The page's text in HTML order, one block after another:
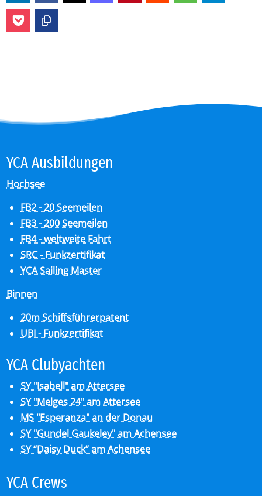
YCA Aus­bil­dun­gen
Hochsee
FB2 - 20 Seemeilen
FB3 - 200 Seemeilen
FB4 - weltweite Fahrt
SRC - Funkzertifikat
YCA Sailing Master
Binnen
20m Schiffsführerpatent
UBI - Funkzertifikat
YCA Club­y­ach­ten
SY "Isabell" am Attersee
SY "Melges 24" am Attersee
MS "Esperanza" an der Donau
SY "Gundel Gaukeley" am Achensee
SY “Daisy Duck” am Achensee
YCA Crews